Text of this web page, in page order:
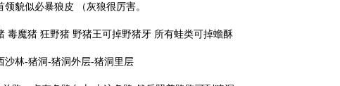
貌似必暴狼皮 （灰狼很厉害。
毒魔猪 狂野猪 野猪王可掉野猪牙 所有蛙类可掉蟾酥
沙林-猪洞-猪洞外层-猪洞里层